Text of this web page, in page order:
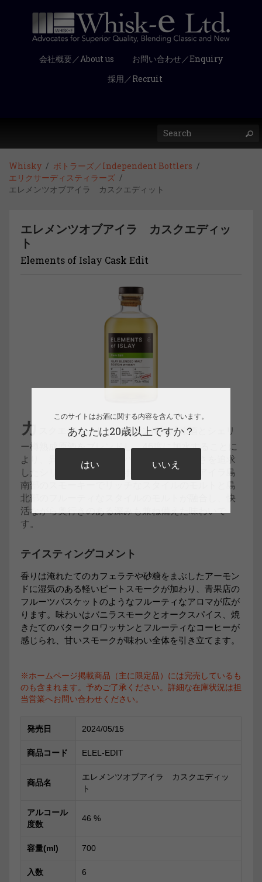
会社概要／About us
お問い合わせ／Enquiry
採用／Recruit
Whisky
ボトラーズ／Independent Bottlers
エリクサーディスティラーズ
エレメンツオブアイラ カスクエディット
エレメンツオブアイラ カスクエディッ
ト
Elements of Islay Cask Edit
カ
スクエディットはバーボン樽熟成原酒とシェリ
ー樽熟成原酒をブレンドし、46度に加水することに
より、異なる樽の個性のバランスと飲み易さを追求
したシリーズを象徴するボトリングです。アイラ島
南部のスモーキーでリッチなスタイルのモルトと島
北部のフルーティなスタイルのモルトが融合し、快
活ながら奥行きのある深みも兼ね備えた味わいで
す。
テイスティングコメント
香りは淹れたてのカフェラテや砂糖をまぶしたアーモン
ドに湿気のある軽いピートスモークが加わり、青果店の
フルーツバスケットのようなフルーティなアロマが広が
ります。味わいはバニラスモークとオークスパイス、焼
きたてのバタークロワッサンとフルーティなコーヒーが
感じられ、甘いスモークが味わい全体を引き立てます。
※ホームページ掲載商品（主に限定品）には完売しているも
のも含まれます。予めご了承ください。詳細な在庫状況は担
当営業へお問い合わせください。
発売日 2024/05/15
商品コード ELEL-EDIT
商品名
エレメンツオブアイラ カスクエディッ
ト
アルコール
度数
46 %
容量(ml) 700
入数 6
このサイトはお酒に関する内容を含んでいます。
あなたは20歳以上ですか？
はい いいえ